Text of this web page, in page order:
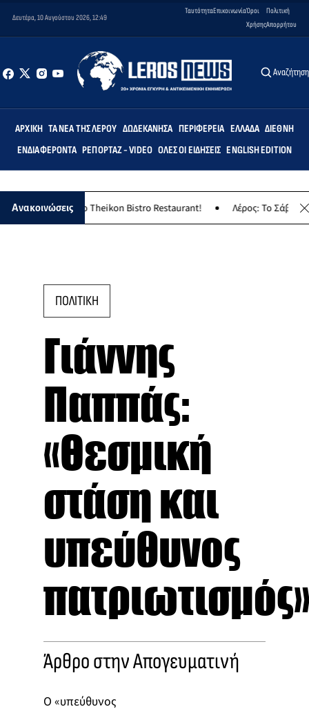
Δευτέρα, 10 Αυγούστου 2026, 12:49
ΤαυτότηταΕπικοινωνίαΌροι
Χρήσης
Πολιτική
Απορρήτου
Αναζήτηση
ΑΡΧΙΚΉ ΤΑ ΝΈΑ ΤΗΣ ΛΈΡΟΥ ΔΩΔΕΚΆΝΗΣΑ ΠΕΡΙΦΈΡΕΙΑ ΕΛΛΆΔΑ ΔΙΕΘΝΉ
ΕΝΔΙΑΦΈΡΟΝΤΑ ΡΕΠΟΡΤΆΖ - VIDEO ΌΛΕΣ ΟΙ ΕΙΔΉΣΕΙΣ ENGLISH EDITION
Ανακοινώσεις
γλέντι στο Theikon Bistro Restaurant! Λέρος: Το Σάββατο 8
ΠΟΛΙΤΙΚΗ
Γιάννης
Παππάς:
«Θεσμική
στάση και
υπεύθυνος
Άρθρο στην Απογευματινή
Ο «υπεύθυνος